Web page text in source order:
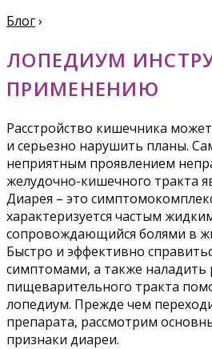
Блог›
ЛОПЕДИУМ
ПРИМЕНЕНИЮ
Расстройство кишечника
и серьезно нарушить планы.
неприятным проявлением
желудочно-кишечного тракта
Диарея – это
характеризуется частым
сопровождающийся болями в
Быстро и эффективно
симптомами, а также наладить
пищеварительного тракта
лопедиум. Прежде чем
препарата, рассмотрим
признаки диареи.